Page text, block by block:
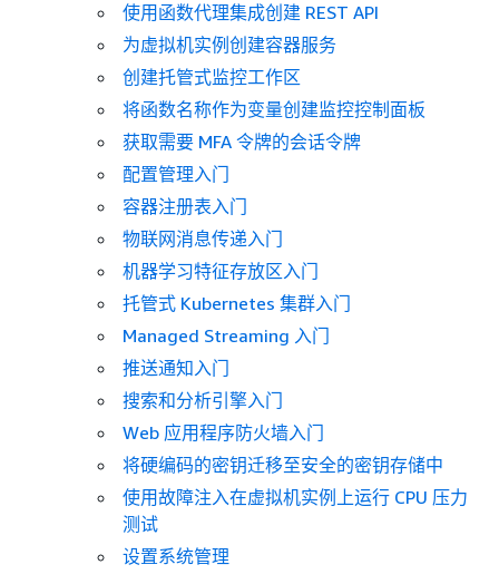
使用函数代理集成创建 REST API
为虚拟机实例创建容器服务
创建托管式监控工作区
将函数名称作为变量创建监控控制面板
获取需要 MFA 令牌的会话令牌
配置管理入门
容器注册表入门
物联网消息传递入门
机器学习特征存放区入门
托管式 Kubernetes 集群入门
Managed Streaming 入门
推送通知入门
搜索和分析引擎入门
Web 应用程序防火墙入门
将硬编码的密钥迁移至安全的密钥存储中
使用故障注入在虚拟机实例上运行 CPU 压力
测试
设置系统管理